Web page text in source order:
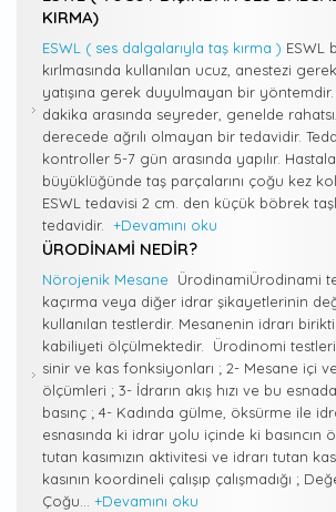
KIRMA)
ESWL ( ses dalgalarıyla taş kırma ) ESWL
kırlmasında kullanılan ucuz, anestezi
yatışına gerek duyulmayan bir yöntemdir.
dakika arasında seyreder, genelde
derecede ağrılı olmayan bir tedavidir.
kontroller 5-7 gün arasında yapılır.
büyüklüğünde taş parçalarını çoğu kez
ESWL tedavisi 2 cm. den küçük böbrek
tedavidir. +Devamını oku
ÜRODINAMI NEDIR?
Nörojenik Mesane
ÜrodinamiÜrodinami
kaçırma veya diğer idrar şikayetlerinin
kullanılan testlerdir. Mesanenin idrarı
kabiliyeti ölçülmektedir. Ürodinomi testleri
sinir ve kas fonksiyonları ; 2- Mesane içi ve
ölçümleri ; 3- İdrarın akış hızı ve bu
basınç ; 4- Kadında gülme, öksürme ile
esnasında ki idrar yolu içinde ki basıncın
tutan kasımızın aktivitesi ve idrarı tutan
kasının koordineli çalışıp çalışmadığı ;
Çoğu... +Devamını oku